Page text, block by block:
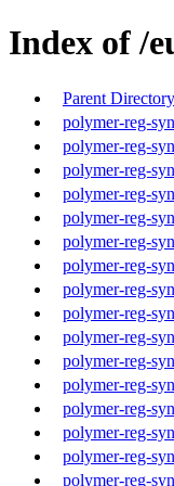
Index of /
Parent Directory
polymer-reg-
polymer-reg-
polymer-reg-
polymer-reg-
polymer-reg-
polymer-reg-
polymer-reg-
polymer-reg-
polymer-reg-
polymer-reg-
polymer-reg-
polymer-reg-
polymer-reg-
polymer-reg-
polymer-reg-
polymer-reg-